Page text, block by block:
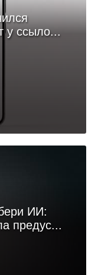
у ссыло...
ИИ:
предус...